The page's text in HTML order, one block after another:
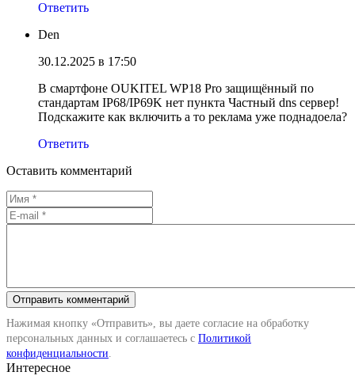
Ответить
Den
30.12.2025 в 17:50
В смартфоне OUKITEL WP18 Pro защищённый по
стандартам IP68/IP69K нет пункта Частный dns сервер!
Подскажите как включить а то реклама уже поднадоела?
Ответить
Оставить комментарий
Нажимая кнопку «Отправить», вы даете согласие на обработку
персональных данных и соглашаетесь с Политикой
конфиденциальности.
Интересное